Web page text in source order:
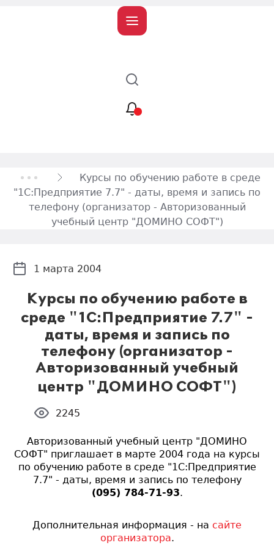
Курсы по обучению работе в среде
"1С:Предприятие 7.7" - даты, время и запись по
телефону (организатор - Авторизованный
учебный центр "ДОМИНО СОФТ")
Курсы по обучению работе в
среде "1С:Предприятие 7.7" -
даты, время и запись по
телефону (организатор -
Авторизованный учебный
центр "ДОМИНО СОФТ")
1 марта 2004
2245
Авторизованный учебный центр "ДОМИНО
СОФТ" приглашает в марте 2004 года на курсы
по обучению работе в среде "1С:Предприятие
7.7" - даты, время и запись по телефону
(095) 784-71-93.
Дополнительная информация - на сайте
организатора.